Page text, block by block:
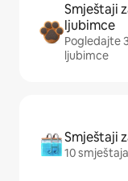
Smještaji
ljubimce
Pogledajte
ljubimce
Smještaji
10